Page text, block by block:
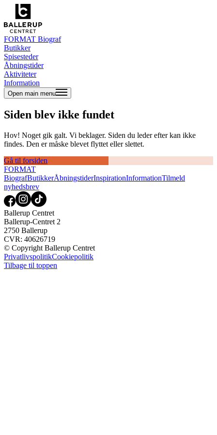
FORMAT Biograf
Butikker
Spisesteder
Åbningstider
Aktiviteter
Information
Open main menu
Siden blev ikke fundet
Hov! Noget gik galt. Vi beklager. Siden du leder efter kan ikke
findes. Den er måske blevet flyttet eller slettet.
Gå til forsiden
FORMAT
BiografButikkerÅbningstiderInspirationInformationTilmeld
nyhedsbrev
Ballerup Centret
Ballerup-Centret 2
2750 Ballerup
CVR: 40626719
© Copyright Ballerup Centret
PrivatlivspolitikCookiepolitik
Tilbage til toppen